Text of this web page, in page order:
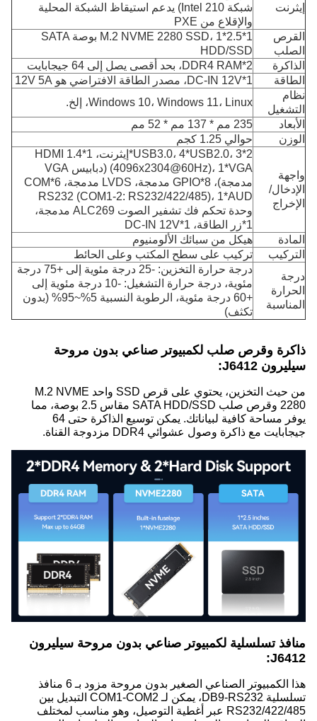
إيثرنت
شبكة Intel 210) يدعم استيقاظ الشبكة المحلية
والإقلاع من PXE
القرص
الصلب
1*M.2 NVME 2280 SSD، 1*2.5 بوصة SATA
HDD/SSD
الذاكرة
2*DDR4 RAM، بحد أقصى يصل إلى 64 جيجابايت
الطاقة
1*DC-IN 12V، مصدر الطاقة الافتراضي هو 12V 5A
نظام
التشغيل
Windows 10، Windows 11، Linux، إلخ.
الأبعاد
235 مم * 137 مم * 52 مم
الوزن
حوالي 1.25 كجم
واجهة
الإدخال/
الإخراج
2*USB3.0، 4*USB2.0، 3*إيثرنت، 1*HDMI 1.4
(4096x2304@60Hz)، 1*VGA (دبابيس VGA
مدمجة)، 8*GPIO مدمجة، LVDS مدمجة، 6*COM
RS232 (COM1-2: RS232/422/485)، 1*AUD
وحدة تحكم فك تشفير الصوت ALC269 مدمجة،
1*زر الطاقة، 1*DC-IN 12V
المادة
هيكل من سبائك الألومنيوم
التركيب
تركيب على سطح المكتب وعلى الحائط
درجة
الحرارة
المناسبة
درجة حرارة التخزين: -25 درجة مئوية إلى +75 درجة
مئوية، درجة حرارة التشغيل: -10 درجة مئوية إلى
+60 درجة مئوية، الرطوبة النسبية 5%~95% (بدون
تكثف)
ذاكرة وقرص صلب لكمبيوتر صناعي بدون مروحة
سيليرون J6412:
من حيث التخزين، يحتوي على قرص SSD واحد M.2 NVME
2280 وقرص صلب SATA HDD/SSD مقاس 2.5 بوصة، مما
يوفر مساحة كافية لبياناتك. يمكن توسيع الذاكرة حتى 64
جيجابايت مع ذاكرة وصول عشوائي DDR4 مزدوجة القناة.
منافذ تسلسلية لكمبيوتر صناعي بدون مروحة سيليرون
J6412:
هذا الكمبيوتر الصناعي الصغير بدون مروحة مزود بـ 6 منافذ
تسلسلية DB9-RS232، يمكن لـ COM1-COM2 التبديل بين
RS232/422/485 عبر أغطية التوصيل، وهو مناسب لمختلف